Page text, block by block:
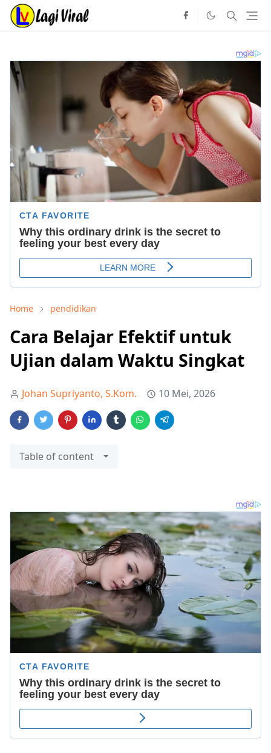
Home pendidikan
Cara Belajar Efektif untuk
Ujian dalam Waktu Singkat
Johan Supriyanto, S.Kom. 10 Mei, 2026
Table of content